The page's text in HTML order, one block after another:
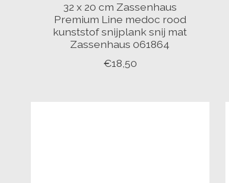
32 x 20 cm Zassenhaus
Premium Line medoc rood
kunststof snijplank snij mat
Zassenhaus 061864
€18,50